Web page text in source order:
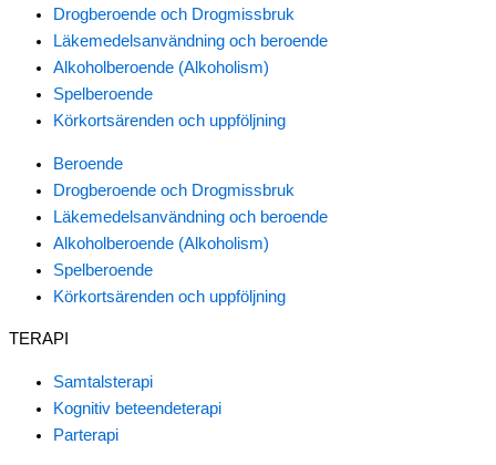
Drogberoende och Drogmissbruk
Läkemedelsanvändning och beroende
Alkoholberoende (Alkoholism)
Spelberoende
Körkortsärenden och uppföljning
Beroende
Drogberoende och Drogmissbruk
Läkemedelsanvändning och beroende
Alkoholberoende (Alkoholism)
Spelberoende
Körkortsärenden och uppföljning
TERAPI
Samtalsterapi
Kognitiv beteendeterapi
Parterapi